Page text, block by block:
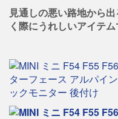
見通しの悪い路地から
く際にうれしいアイテ